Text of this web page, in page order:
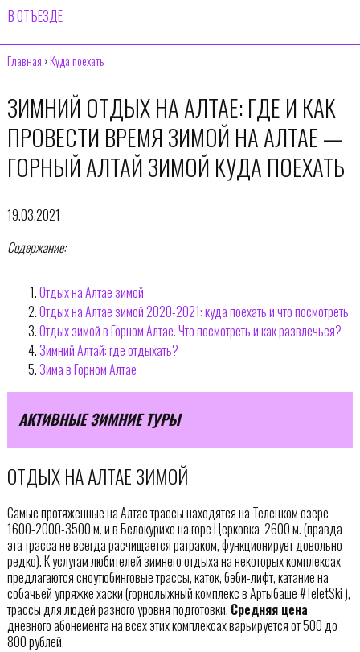
В ОТЪЕЗДЕ
Главная ›Куда поехать
ЗИМНИЙ ОТДЫХ НА АЛТАЕ: ГДЕ И КАК
ПРОВЕСТИ ВРЕМЯ ЗИМОЙ НА АЛТАЕ —
ГОРНЫЙ АЛТАЙ ЗИМОЙ КУДА ПОЕХАТЬ
19.03.2021
Содержание:
Отдых на Алтае зимой
Отдых на Алтае зимой 2020-2021: куда поехать и что посмотреть
Отдых зимой в Горном Алтае. Что посмотреть и как развлечься?
Зимний Алтай: где отдыхать?
Зима в Горном Алтае
АКТИВНЫЕ ЗИМНИЕ ТУРЫ
ОТДЫХ НА АЛТАЕ ЗИМОЙ
Самые протяженные на Алтае трассы находятся на Телецком озере 
1600-2000-3500 м. и в Белокурихе на горе Церковка  2600 м. (правда
эта трасса не всегда расчищается ратраком, функционирует довольно
редко). К услугам любителей зимнего отдыха на некоторых комплексах
предлагаются сноутюбинговые трассы, каток, бэби-лифт, катание на
собачьей упряжке хаски (горнолыжный комплекс в Артыбаше #TeletSki ),
трассы для людей разного уровня подготовки. Средняя цена
дневного абонемента на всех этих комплексах варьируется от 500 до
800 рублей.